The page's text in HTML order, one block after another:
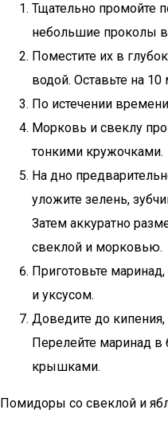
Тщательно промойте
небольшие проколы
Поместите их в
водой. Оставьте на 10
По истечении
Морковь и свеклу
тонкими кружочками.
На дно
уложите зелень,
Затем аккуратно
свеклой и морковью.
Приготовьте
и уксусом.
Доведите до кипения,
Перелейте маринад в
крышками.
Помидоры со свеклой и